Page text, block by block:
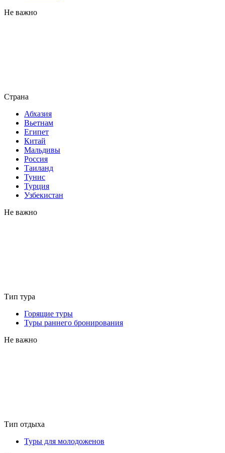
Не важно
Страна
Абхазия
Вьетнам
Египет
Китай
Мальдивы
Россия
Таиланд
Тунис
Турция
Узбекистан
Не важно
Тип тура
Горящие туры
Туры раннего бронирования
Не важно
Тип отдыха
Туры для молодоженов